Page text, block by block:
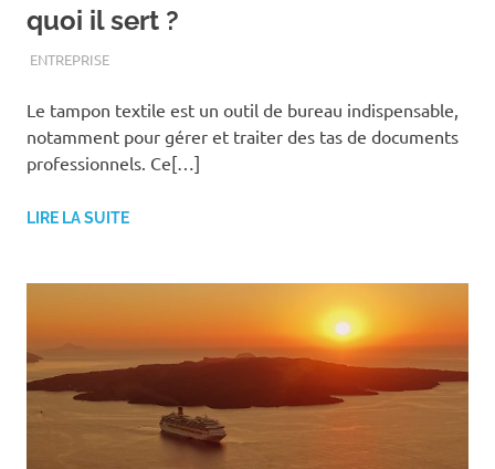
quoi il sert ?
JANVIER 13, 2021
ASSOEDH
ENTREPRISE
Le tampon textile est un outil de bureau indispensable,
notamment pour gérer et traiter des tas de documents
professionnels. Ce[…]
LIRE LA SUITE